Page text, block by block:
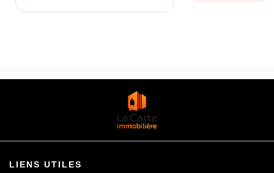
LIENS UTILES